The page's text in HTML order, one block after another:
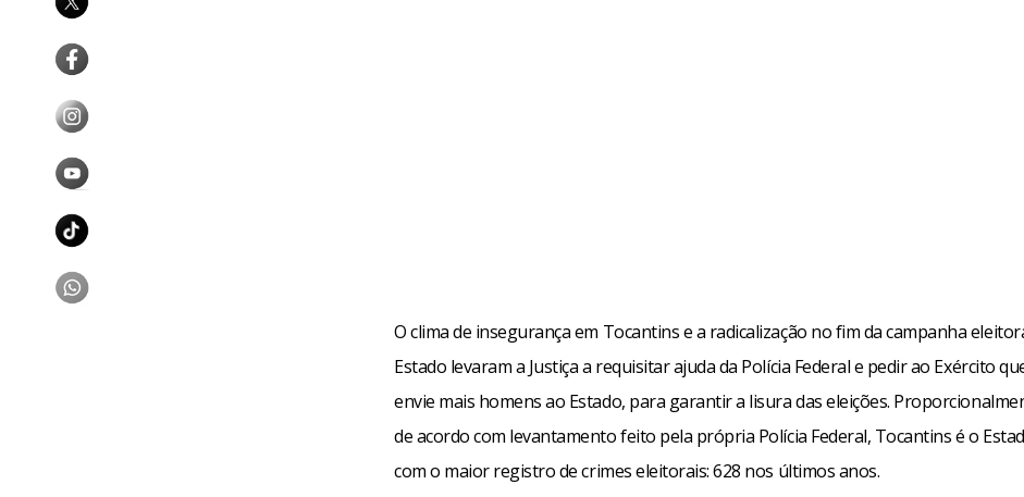
O clima de insegurança em Tocantins e a radicalização no fim da campanha
Estado levaram a Justiça a requisitar ajuda da Polícia Federal e pedir ao Exército
envie mais homens ao Estado, para garantir a lisura das eleições.
de acordo com levantamento feito pela própria Polícia Federal, Tocantins é o
com o maior registro de crimes eleitorais: 628 nos últimos anos.